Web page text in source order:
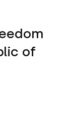
of